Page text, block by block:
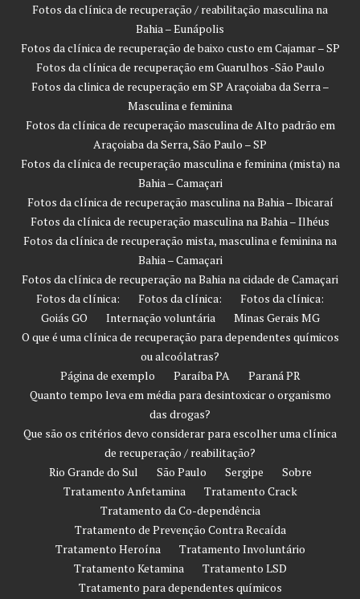
Fotos da clínica de recuperação / reabilitação masculina na
Bahia – Eunápolis
Fotos da clínica de recuperação de baixo custo em Cajamar – SP
Fotos da clínica de recuperação em Guarulhos -São Paulo
Fotos da clinica de recuperação em SP Araçoiaba da Serra –
Masculina e feminina
Fotos da clínica de recuperação masculina de Alto padrão em
Araçoiaba da Serra, São Paulo – SP
Fotos da clínica de recuperação masculina e feminina (mista) na
Bahia – Camaçari
Fotos da clínica de recuperação masculina na Bahia – Ibicaraí
Fotos da clínica de recuperação masculina na Bahia – Ilhéus
Fotos da clínica de recuperação mista, masculina e feminina na
Bahia – Camaçari
Fotos da clínica de recuperação na Bahia na cidade de Camaçari
Fotos da clínica:
Fotos da clínica:
Fotos da clínica:
Goiás GO
Internação voluntária
Minas Gerais MG
O que é uma clínica de recuperação para dependentes químicos
ou alcoólatras?
Página de exemplo
Paraíba PA
Paraná PR
Quanto tempo leva em média para desintoxicar o organismo
das drogas?
Que são os critérios devo considerar para escolher uma clínica
de recuperação / reabilitação?
Rio Grande do Sul
São Paulo Sergipe
Sobre
Tratamento Anfetamina
Tratamento Crack
Tratamento da Co-dependência
Tratamento de Prevenção Contra Recaída
Tratamento Heroína
Tratamento Involuntário
Tratamento Ketamina
Tratamento LSD
Tratamento para dependentes químicos